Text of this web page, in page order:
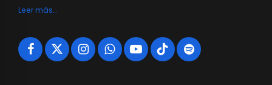
Leer más…